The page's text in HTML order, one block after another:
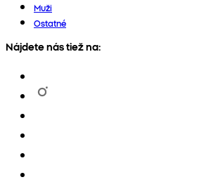
Muži
Ostatné
Nájdete nás tiež na: